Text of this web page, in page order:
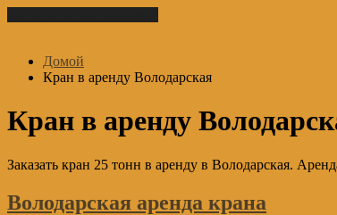
Домой
Кран в аренду Володарская
Кран в аренду
Заказать кран 25 тонн в аренду в Володарская.
Володарская аренда крана